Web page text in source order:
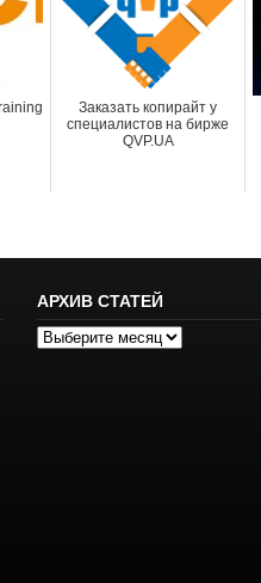
Заказать копирайт у
специалистов на бирже
QVP.UA
АРХИВ СТАТЕЙ
Архив